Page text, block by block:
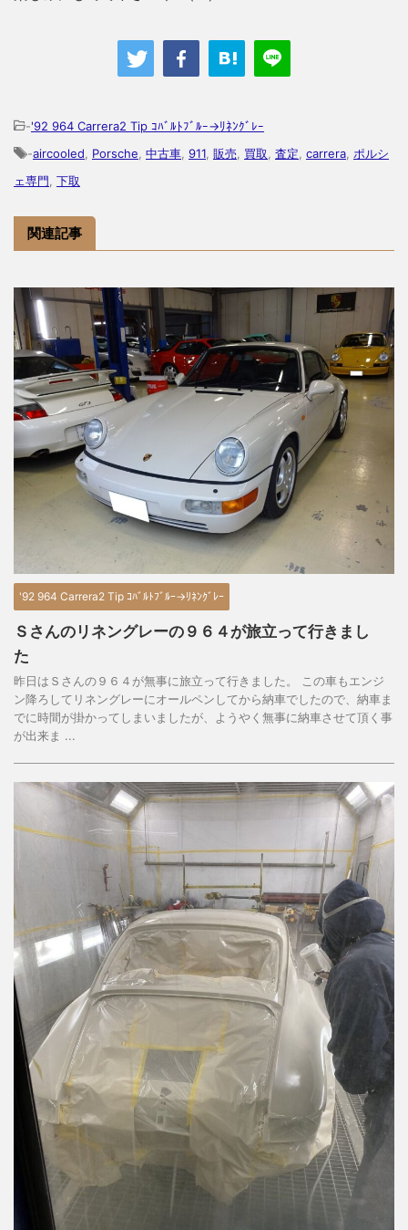
-'92 964 Carrera2 Tip ｺﾊﾞﾙﾄﾌﾞﾙｰ→ﾘﾈﾝｸﾞﾚｰ
-aircooled Porsche 中古車 911 販売 買取 査定 carrera ポルシ
ェ専門 下取
関連記事
'92 964 Carrera2 Tip ｺﾊﾞﾙﾄﾌﾞﾙｰ→ﾘﾈﾝｸﾞﾚｰ
Ｓさんのリネングレーの９６４が旅立って行きまし
た
昨日はＳさんの９６４が無事に旅立って行きました。 この車もエンジ
ン降ろしてリネングレーにオールペンしてから納車でしたので、納車ま
でに時間が掛かってしまいましたが、ようやく無事に納車させて頂く事
が出来ま ...